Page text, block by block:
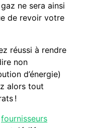
ne sera ainsi
de revoir votre
réussi à rendre
non
d’énergie)
alors tout
!
fournisseurs